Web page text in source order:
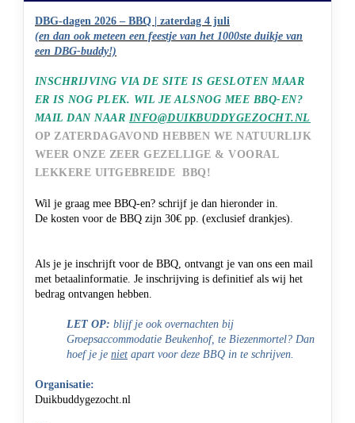
DBG-dagen 2026 – BBQ | zaterdag 4 juli
(en dan ook meteen een feestje van het 1000ste duikje van
een DBG-buddy!)
INSCHRIJVING VIA DE SITE IS GESLOTEN MAAR
ER IS NOG PLEK. WIL JE ALSNOG MEE BBQ-EN?
MAIL DAN NAAR INFO@DUIKBUDDYGEZOCHT.NL
OP ZATERDAGAVOND HEBBEN WE NATUURLIJK
WEER ONZE ZEER GEZELLIGE & VOORAL
LEKKERE UITGEBREIDE BBQ!
Wil je graag mee BBQ-en? schrijf je dan hieronder in.
De kosten voor de BBQ zijn 30€ pp. (exclusief drankjes).
Als je je inschrijft voor de BBQ, ontvangt je van ons een mail
met betaalinformatie. Je inschrijving is definitief als wij het
bedrag ontvangen hebben.
LET OP: blijf je ook overnachten bij
Groepsaccommodatie Beukenhof, te Biezenmortel? Dan
hoef je je nietapart voor deze BBQ in te schrijven.
Organisatie:
Duikbuddygezocht.nl